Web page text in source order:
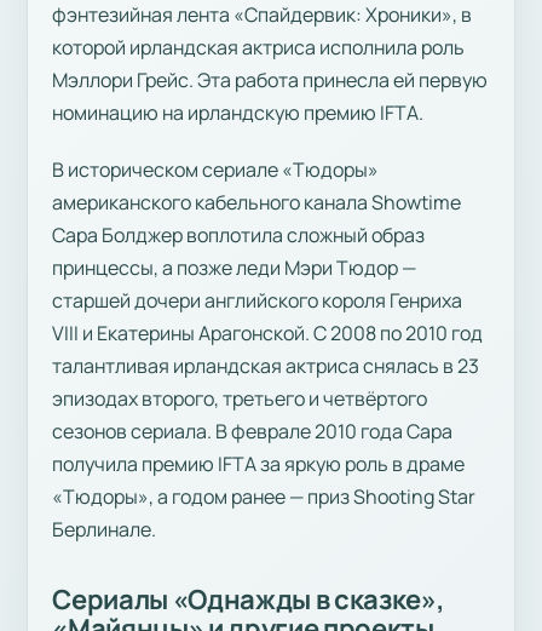
фэнтезийная лента «Спайдервик: Хроники», в
которой ирландская актриса исполнила роль
Мэллори Грейс. Эта работа принесла ей первую
номинацию на ирландскую премию IFTA.
В историческом сериале «Тюдоры»
американского кабельного канала Showtime
Сара Болджер воплотила сложный образ
принцессы, а позже леди Мэри Тюдор —
старшей дочери английского короля Генриха
VIII и Екатерины Арагонской. С 2008 по 2010 год
талантливая ирландская актриса снялась в 23
эпизодах второго, третьего и четвёртого
сезонов сериала. В феврале 2010 года Сара
получила премию IFTA за яркую роль в драме
«Тюдоры», а годом ранее — приз Shooting Star
Берлинале.
Сериалы «Однажды в сказке»,